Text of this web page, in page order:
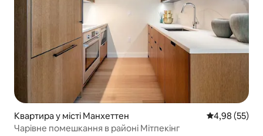
Квартира у місті Манхеттен Середня
4,98 (55)
Чарівне помешкання в районі Мітпекінг